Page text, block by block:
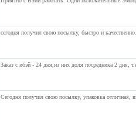
сегодня получил свою посылку, быстро и
Заказ с ибэй - 24 дня,из них доля посредника 2 дня,
Сегодня получил свою посылку, упаковка отличная,